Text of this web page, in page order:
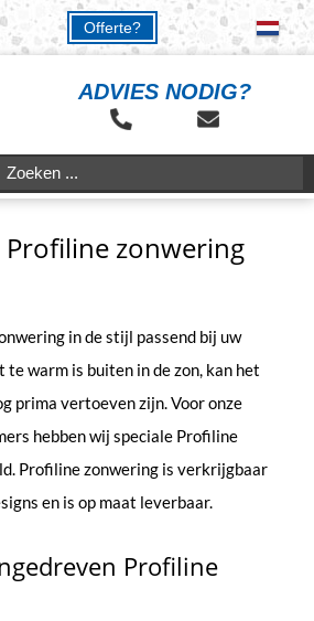
Offerte?
ADVIES NODIG?
Profiline zonwering
in de stijl passend bij uw
te warm is buiten in de zon, kan het
prima vertoeven zijn. Voor onze
hebben wij speciale Profiline
Profiline zonwering is verkrijgbaar
en is op maat leverbaar.
Profiline